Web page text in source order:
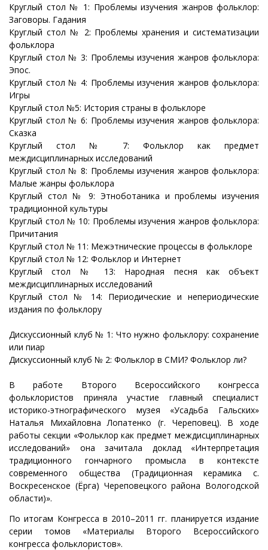
Круглый стол № 1: Проблемы изучения жанров фольклор:
Заговоры. Гадания
Круглый стол № 2: Проблемы хранения и систематизации
фольклора
Круглый стол № 3: Проблемы изучения жанров фольклора:
Эпос.
Круглый стол № 4: Проблемы изучения жанров фольклора:
Игры
Круглый стол №5: История страны в фольклоре
Круглый стол № 6: Проблемы изучения жанров фольклора:
Сказка
Круглый стол № 7: Фольклор как предмет
междисциплинарных исследований
Круглый стол № 8: Проблемы изучения жанров фольклора:
Малые жанры фольклора
Круглый стол № 9: Этноботаника и проблемы изучения
традиционной культуры
Круглый стол № 10: Проблемы изучения жанров фольклора:
Причитания
Круглый стол № 11: Межэтнические процессы в фольклоре
Круглый стол № 12: Фольклор и Интернет
Круглый стол № 13: Народная песня как объект
междисциплинарных исследований
Круглый стол № 14: Периодические и непериодические
издания по фольклору
Дискуссионный клуб № 1: Что нужно фольклору: сохранение
или пиар
Дискуссионный клуб № 2: Фольклор в СМИ? Фольклор ли?
В работе Второго Всероссийского конгресса
фольклористов приняла участие главный специалист
историко-этнографического музея «Усадьба Гальских»
Наталья Михайловна Лопатенко (г. Череповец). В ходе
работы секции «Фольклор как предмет междисциплинарных
исследований» она зачитала доклад «Интерпретация
традиционного гончарного промысла в контексте
современного общества (Традиционная керамика с.
Воскресенское (Ёрга) Череповецкого района Вологодской
области)».
По итогам Конгресса в 2010–2011 гг. планируется издание
серии томов «Материалы Второго Всероссийского
конгресса фольклористов».